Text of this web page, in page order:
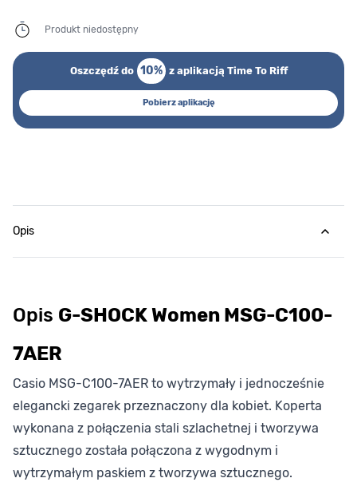
Produkt niedostępny
Oszczędź do 10% z aplikacją Time To Riff
Pobierz aplikację
Opis
Opis G-SHOCK Women MSG-C100-
7AER
Casio MSG-C100-7AER to wytrzymały i jednocześnie
elegancki zegarek przeznaczony dla kobiet. Koperta
wykonana z połączenia stali szlachetnej i tworzywa
sztucznego została połączona z wygodnym i
wytrzymałym paskiem z tworzywa sztucznego.